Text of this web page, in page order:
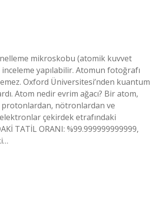
mikroskobu (atomik kuvvet
yapılabilir. Atomun fotoğrafı
Oxford Üniversitesi’nden kuantum
Atom nedir evrim ağacı? Bir atom,
protonlardan, nötronlardan ve
çekirdek etrafındaki
TATİL ORANI: %99.999999999999,